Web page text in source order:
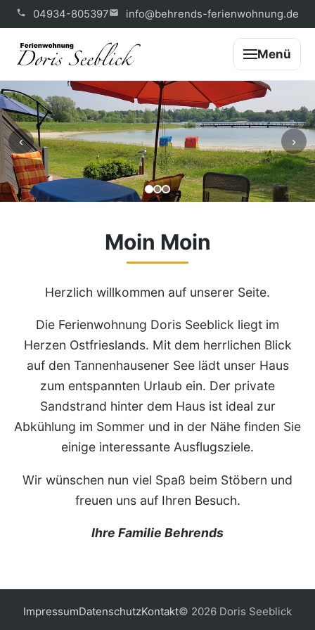
04934-805397 info@behrends-ferienwohnung.de
Menü
‹ ›
Moin Moin
Herzlich willkommen auf unserer Seite.
Die Ferienwohnung Doris Seeblick liegt im
Herzen Ostfrieslands. Mit dem herrlichen Blick
auf den Tannenhausener See lädt unser Haus
zum entspannten Urlaub ein. Der private
Sandstrand hinter dem Haus ist ideal zur
Abkühlung im Sommer und in der Nähe finden Sie
einige interessante Ausflugsziele.
Wir wünschen nun viel Spaß beim Stöbern und
freuen uns auf Ihren Besuch.
Ihre Familie Behrends
ImpressumDatenschutzKontakt© 2026 Doris Seeblick